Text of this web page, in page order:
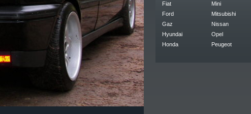
Fiat
Ford
Gaz
Hyundai
Honda
Mini
Mitsubishi
Nissan
Opel
Peugeot